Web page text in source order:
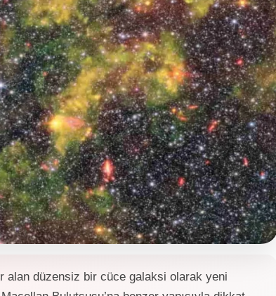
alan düzensiz bir cüce galaksi olarak yeni